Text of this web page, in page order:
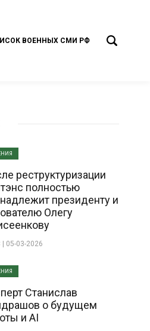
ВОЕННЫХ СМИ РФ
реструктуризации
полностью
президенту и
Олегу
| 05-03-2026
Станислав
о будущем
и AI